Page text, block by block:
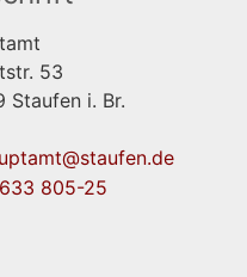
53
Staufen i. Br.
805-25